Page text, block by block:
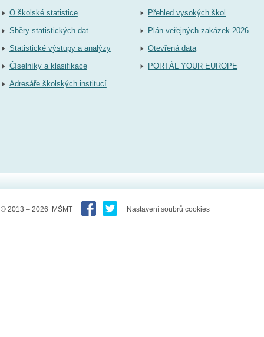
O školské statistice
Sběry statistických dat
Statistické výstupy a analýzy
Číselníky a klasifikace
Adresáře školských institucí
Přehled vysokých škol
Plán veřejných zakázek 2026
Otevřená data
PORTÁL YOUR EUROPE
© 2013 – 2026 MŠMT Nastavení soubrů cookies